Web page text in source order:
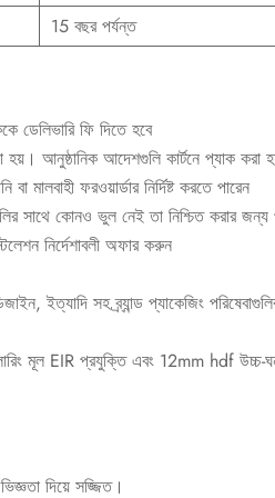
15 বছর পর্যন্ত
ডেলিভারি ফি দিতে হবে
আনুষ্ঠানিক আদেশগুলি কার্টনে প্যাক করা
মালবাহী ফরওয়ার্ডার নির্দিষ্ট করতে পারেন
সাথে কোনও ভুল নেই তা নিশ্চিত করার
নির্দেশাবলী অফার করুন
ইত্যাদি সহ ব্র্যান্ড প্যাকেজিং
মূল EIR প্রযুক্তি এবং 12mm hdf উচ্চ-
দিয়ে সজ্জিত।